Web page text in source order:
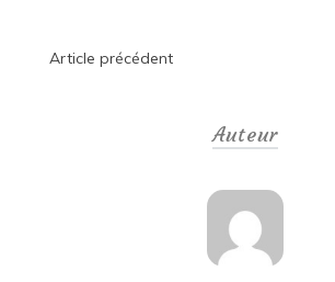
Navigation
Article précédent
Auteur